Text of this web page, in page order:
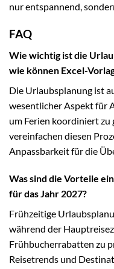
nur entspannend,
FAQ
Wie wichtig ist die
wie können Excel-
Die Urlaubsplanung ist
wesentlicher Aspekt für
um Ferien koordiniert zu
vereinfachen diesen
Anpassbarkeit für die
Was sind die Vorteile
für das Jahr 2027?
Frühzeitige
während der
Frühbucherrabatten zu
Reisetrends und